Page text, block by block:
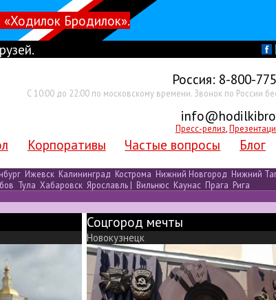
Бродилок».
Россия: 8-800-
С 10:00 до 22:00 по московскому времени. Звонок по России
Пресс-релиз
Корпоративы Частые вопросы Блог
Ижевск Калининград Кострома Нижний Новгород Нижний
Тула Хабаровск Ярославль | Вильнюс Каунас Прага Рига
Соцгород мечты
Новокузнецк